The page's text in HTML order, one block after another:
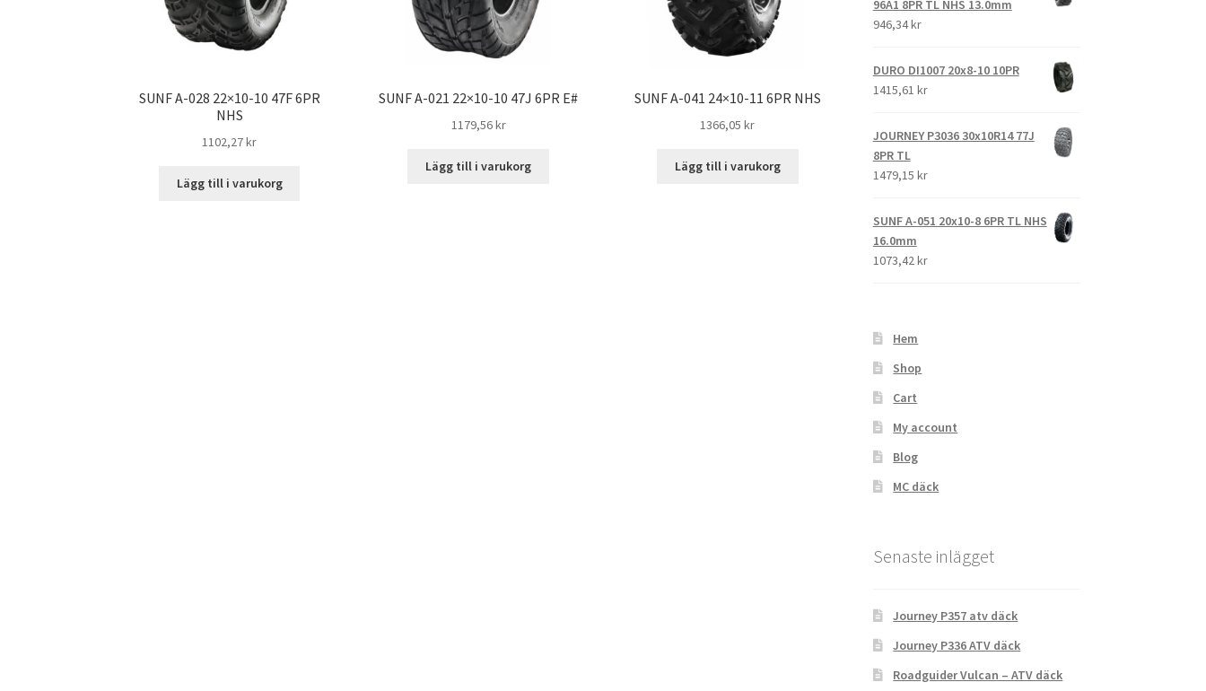
SUNF A-028 22×10-10 47F 6PR
NHS
1102,27 kr
Lägg till i varukorg
SUNF A-021 22×10-10 47J 6PR E#
1179,56 kr
Lägg till i varukorg
SUNF A-041 24×10-11 6PR NHS
1366,05 kr
Lägg till i varukorg
96A1 8PR TL NHS 13.0mm
946,34 kr
DURO DI1007 20x8-10 10PR
1415,61 kr
JOURNEY P3036 30x10R14 77J
8PR TL
1479,15 kr
SUNF A-051 20x10-8 6PR TL NHS
16.0mm
1073,42 kr
Hem
Shop
Cart
My account
Blog
MC däck
Senaste inlägget
Journey P357 atv däck
Journey P336 ATV däck
Roadguider Vulcan – ATV däck